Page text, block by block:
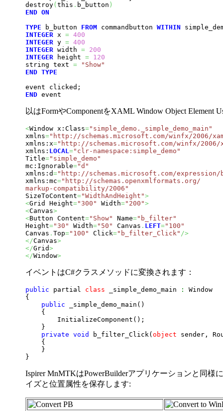
destroy( this . b_button )
END ON
TYPE b_button FROM commandbutton WITHIN
INTEGER x = 400
INTEGER y = 400
INTEGER width = 200
INTEGER height = 120
string text =
"Show"
END TYPE
END event
以はFormやComponentをXAML Window Object Element
<Window x:Class="simple_demo._simple_demo_main"
xmlns="http://schemas.microsoft.com/winfx/2006/
xmlns:x="http://schemas.microsoft.com/winfx/2006/
xmlns: LOCAL="clr-namespace:simple_demo"
Title="simple_demo"
mc:Ignorable="d"
xmlns:d="http://schemas.microsoft.com/expression/
xmlns:mc="http://schemas.openxmlformats.org/
markup-compatibility/2006"
SizeToContent="WidthAndHeight">
<Grid Height="300" Width="200">
<Canvas>
<Button Content="Show" Name="b_filter"
Height="30" Width="50" Canvas . LEFT="100"
Canvas . Top="100" Click="b_filter_Click" />
</Canvas>
</Grid>
</Window>
イベントはC#クラスメソッドに変換されます：
public partial class _simple_demo_main :
{
public _simple_demo_main ( )
{
        InitializeComponent
( ) ;
}
private void b_filter_Click( object sender,
{
}
}
Ispirer MnMTKはPowerBuilderアプリケーションと同様
イズと位置属性を保存します: